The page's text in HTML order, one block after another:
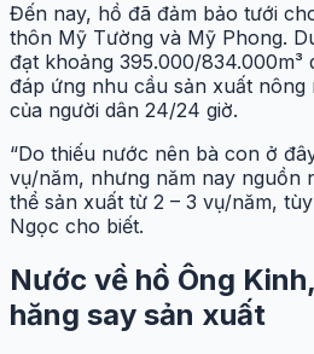
Đến nay, hồ đã đảm bảo tưới
thôn Mỹ Tường và Mỹ Phong.
đạt khoảng 395.000/834.000m³
đáp ứng nhu cầu sản xuất nông
của người dân 24/24 giờ.
“Do thiếu nước nên bà con ở
vụ/năm, nhưng năm nay nguồn
thể sản xuất từ 2 – 3 vụ/năm,
Ngọc cho biết.
Nước về hồ Ông
hăng say sản xuất